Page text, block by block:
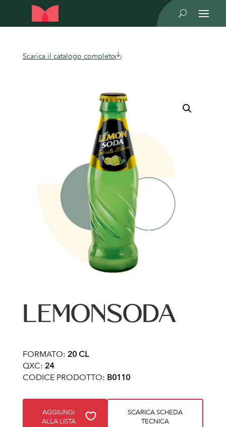
U
Scarica il catalogo completo
LEMONSODA
FORMATO: 20 CL
QXC: 24
CODICE PRODOTTO: B0110
AGGIUNGI
ALLA LISTA
SCARICA SCHEDA
TECNICA